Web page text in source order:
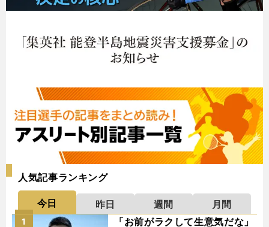
人気記事ランキング
今日 昨日 週間
月間
「お前がラクして生意気だな」
1